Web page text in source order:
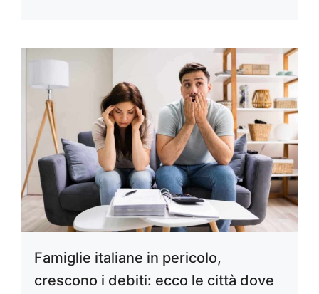
Famiglie italiane in pericolo,
crescono i debiti: ecco le città dove